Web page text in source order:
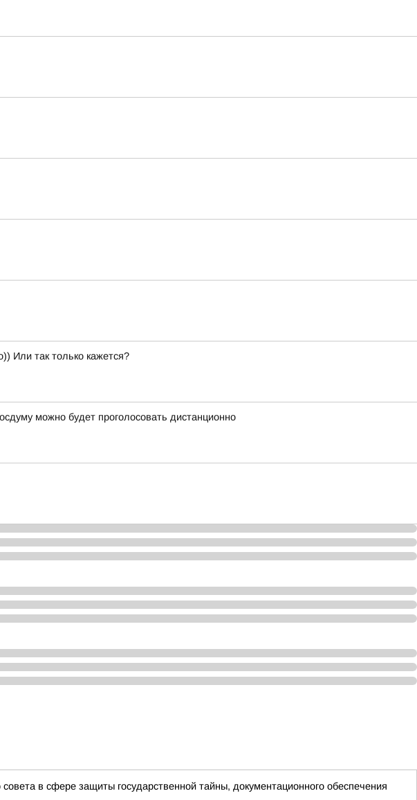
Или так только кажется?
можно будет проголосовать дистанционно
в сфере защиты государственной тайны, документационного обеспечения